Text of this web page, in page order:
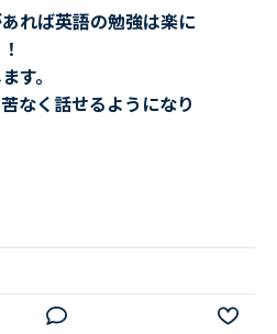
れば英語の勉強は楽に
す。
なく話せるようになり